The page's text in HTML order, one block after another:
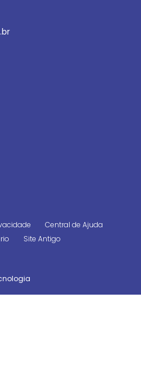
Central de Ajuda
Site Antigo